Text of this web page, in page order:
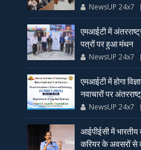
NewsUP 24x7
एमआईटी में
पत्रों पर हुआ मंथन
NewsUP 24x7
एमआईटी में होगा
नवाचारों पर
NewsUP 24x7
आईपीईसी में भारतीय
करियर के अवसरों से